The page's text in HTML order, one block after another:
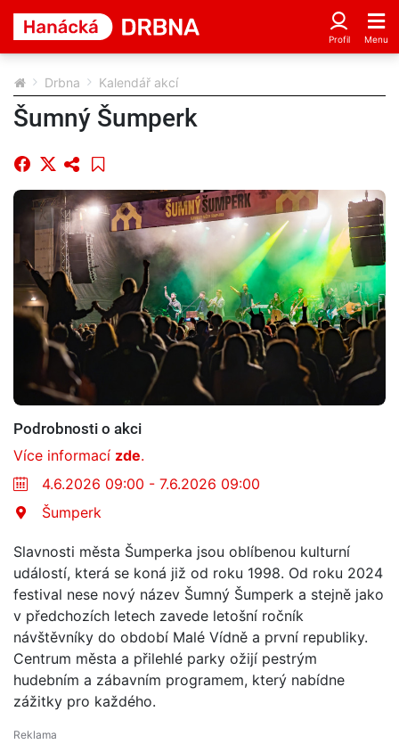
Drbna Kalendář akcí
Šumný Šumperk
Podrobnosti o akci
Více informací zde.
4.6.2026 09:00 - 7.6.2026 09:00
Šumperk
Slavnosti města Šumperka jsou oblíbenou kulturní
událostí, která se koná již od roku 1998. Od roku 2024
festival nese nový název Šumný Šumperk a stejně jako
v předchozích letech zavede letošní ročník
návštěvníky do období Malé Vídně a první republiky.
Centrum města a přilehlé parky ožijí pestrým
hudebním a zábavním programem, který nabídne
zážitky pro každého.